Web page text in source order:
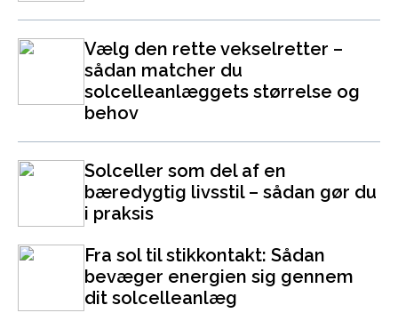
Vælg den rette vekselretter –
sådan matcher du
solcelleanlæggets størrelse og
behov
Solceller som del af en
bæredygtig livsstil – sådan gør du
i praksis
Fra sol til stikkontakt: Sådan
bevæger energien sig gennem
dit solcelleanlæg